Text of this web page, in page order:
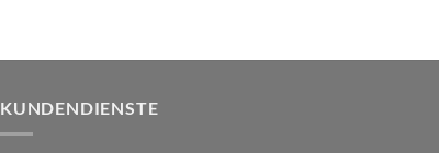
KUNDENDIENSTE